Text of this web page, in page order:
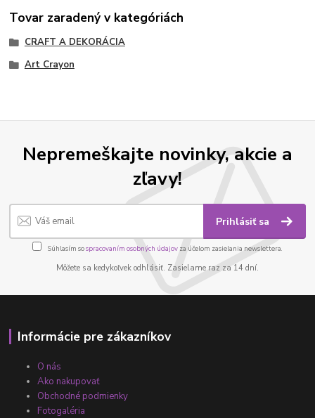
Tovar zaradený v kategóriách
CRAFT A DEKORÁCIA
Art Crayon
Nepremeškajte novinky, akcie a
zľavy!
Prihlásiť sa
Súhlasím sospracovaním osobných údajov za účelom zasielania newslettera.
Môžete sa kedykoľvek odhlásiť. Zasielame raz za 14 dní.
Informácie pre zákazníkov
O nás
Ako nakupovať
Obchodné podmienky
Fotogaléria